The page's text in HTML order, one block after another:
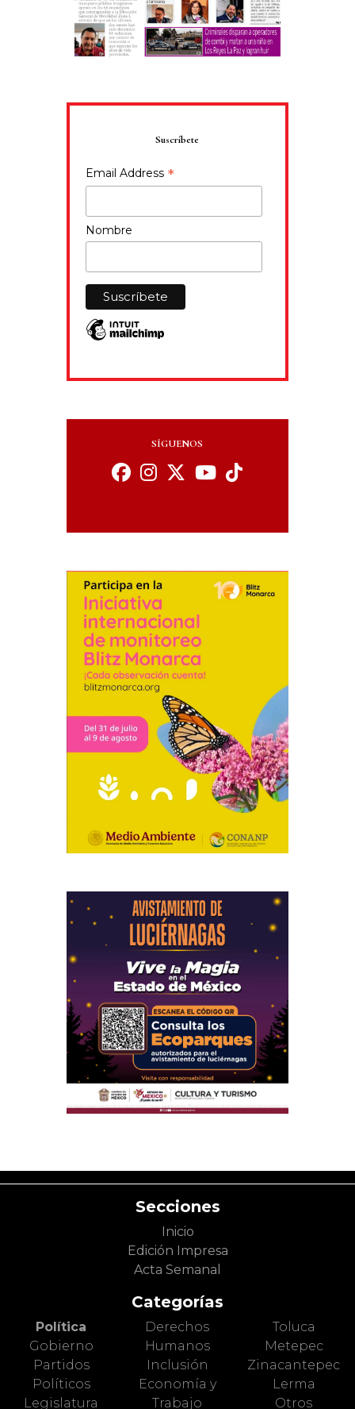
Suscríbete
Email Address *
Nombre
SÍGUENOS
Secciones
Inicio
Edición Impresa
Acta Semanal
Categorías
Política
Gobierno
Partidos
Políticos
Legislatura
Derechos
Humanos
Inclusión
Economía y
Trabajo
Toluca
Metepec
Zinacantepec
Lerma
Otros